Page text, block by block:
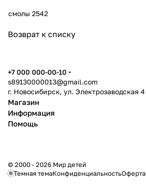
смолы 2542
Возврат к списку
+7 000 000-00-10
s89130000013@gmail.com
г. Новосибирск, ул. Электрозаводская 4
Магазин
Информация
Помощь
© 2000 - 2026 Мир детей
Темная темаКонфиденциальностьОферта